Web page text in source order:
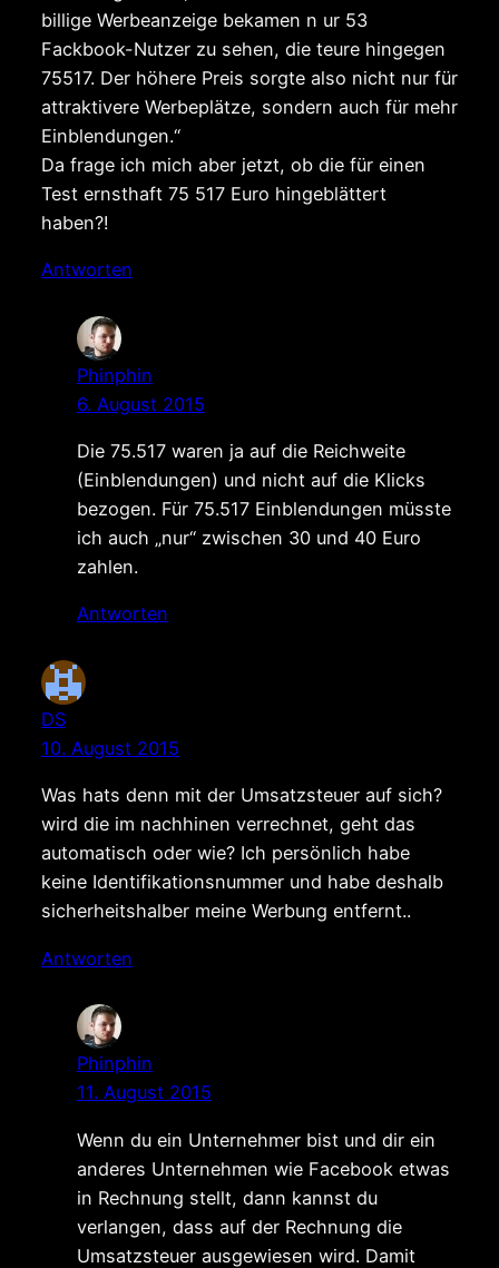
billige Werbeanzeige bekamen n ur 53
Fackbook-Nutzer zu sehen, die teure hingegen
75517. Der höhere Preis sorgte also nicht nur für
attraktivere Werbeplätze, sondern auch für mehr
Einblendungen.“
Da frage ich mich aber jetzt, ob die für einen
Test ernsthaft 75 517 Euro hingeblättert
haben?!
Antworten
Phinphin
6. August 2015
Die 75.517 waren ja auf die Reichweite
(Einblendungen) und nicht auf die Klicks
bezogen. Für 75.517 Einblendungen müsste
ich auch „nur“ zwischen 30 und 40 Euro
zahlen.
Antworten
DS
10. August 2015
Was hats denn mit der Umsatzsteuer auf sich?
wird die im nachhinen verrechnet, geht das
automatisch oder wie? Ich persönlich habe
keine Identifikationsnummer und habe deshalb
sicherheitshalber meine Werbung entfernt..
Antworten
Phinphin
11. August 2015
Wenn du ein Unternehmer bist und dir ein
anderes Unternehmen wie Facebook etwas
in Rechnung stellt, dann kannst du
verlangen, dass auf der Rechnung die
Umsatzsteuer ausgewiesen wird. Damit